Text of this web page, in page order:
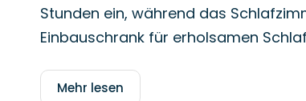
Stunden ein, während das
Einbauschrank für erholsamen
Mehr lesen